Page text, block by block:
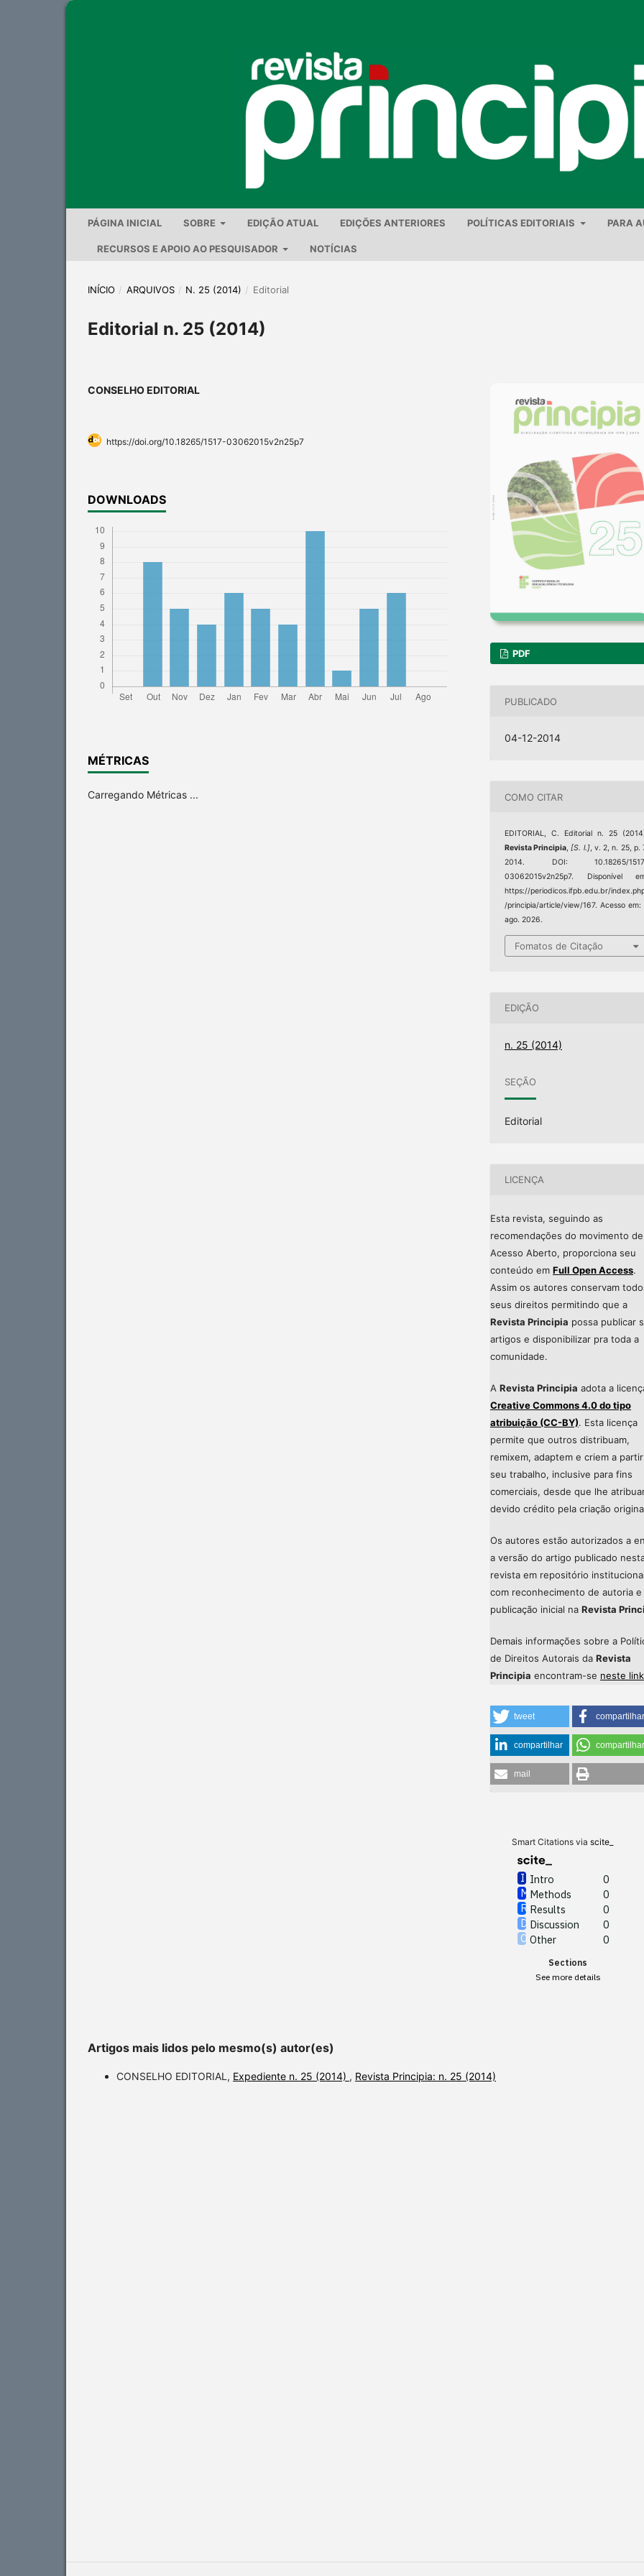
PÁGINA INICIAL SOBRE EDIÇÃO ATUAL EDIÇÕES ANTERIORES POLÍTICAS EDITORIAIS PARA
RECURSOS E APOIO AO PESQUISADOR NOTÍCIAS
INÍCIO / ARQUIVOS / N. 25 (2014) / Editorial
Editorial n. 25 (2014)
CONSELHO EDITORIAL
https://doi.org/10.18265/1517-03062015v2n25p7
DOWNLOADS
MÉTRICAS
Carregando Métricas ...
PDF
PUBLICADO
04-12-2014
COMO CITAR
EDITORIAL, C. Editorial n. 25
Revista Principia,[S. l.], v. 2, n. 25, p.
2014. DOI: 10.18265/
03062015v2n25p7. Disponível
https://periodicos.ifpb.edu.br/
/principia/article/view/167. Acesso em:
ago. 2026.
Fomatos de Citação
EDIÇÃO
n. 25 (2014)
SEÇÃO
Editorial
LICENÇA
Esta revista, seguindo as
recomendações do movimento de
Acesso Aberto, proporciona seu
conteúdo em Full Open Access.
Assim os autores conservam
seus direitos permitindo que a
Revista Principia possa publicar
artigos e disponibilizar pra toda a
comunidade.
A Revista Principia adota a
Creative Commons 4.0 do tipo
atribuição (CC-BY). Esta licença
permite que outros distribuam,
remixem, adaptem e criem a
seu trabalho, inclusive para fins
comerciais, desde que lhe
devido crédito pela criação
Os autores estão autorizados a
a versão do artigo publicado
revista em repositório
com reconhecimento de autoria e
publicação inicial na Revista
Demais informações sobre a
de Direitos Autorais da Revista
Principia encontram-se neste link
tweet compartilhar
compartilhar compartilhar
mail
Smart Citations via scite_
Intro
0
Methods
0
Results
0
Discussion
0
Other
0
Sections
See more details
Artigos mais lidos pelo mesmo(s) autor(es)
CONSELHO EDITORIAL, Expediente n. 25 (2014) , Revista Principia: n. 25 (2014)